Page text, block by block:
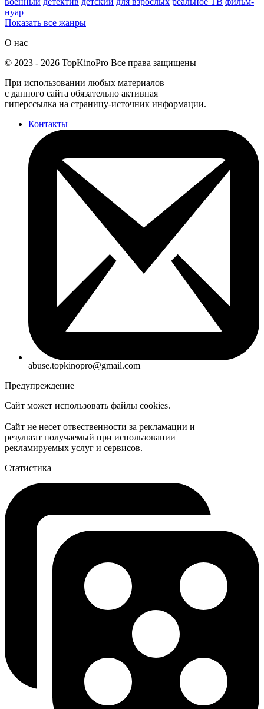
нуар
Показать все жанры
О нас
© 2023 - 2026 TopKinoPro Все права защищены
При использовании любых материалов
с данного сайта обязательно активная
гиперссылка на страницу-источник информации.
Контакты
abuse.topkinopro@gmail.com
Предупреждение
Сайт может использовать файлы cookies.
Сайт не несет отвественности за рекламации и
результат получаемый при использовании
рекламируемых услуг и сервисов.
Статистика